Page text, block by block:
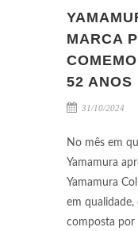
MARCA
52 ANOS
31/10/2024
No mês em
Yamamura
Yamamura
em qualidade,
composta por